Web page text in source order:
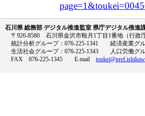
石川県 総務部 デジタル推進監室 県庁デジタル推進
〒920-8580 石川県金沢市鞍月1丁目1番地（行政庁
統計分析グループ：076-225-1341 経済産業グル
生活社会グループ：076-225-1343 人口労働グル
FAX 076-225-1345 E-mail